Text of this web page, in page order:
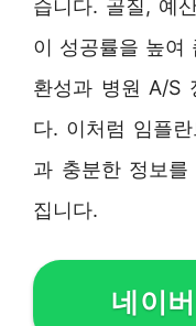
습니다. 골질, 예
이 성공률을 높여
환성과 병원 A/S
다. 이처럼 임플
과 충분한 정보
집니다.
네이